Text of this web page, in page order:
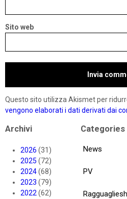
Sito web
Questo sito utilizza Akismet per
vengono elaborati i dati derivati dai
Archivi
2026 (31)
2025 (72)
2024(68)
2023 (79)
2022(62)
Categories
News
PV